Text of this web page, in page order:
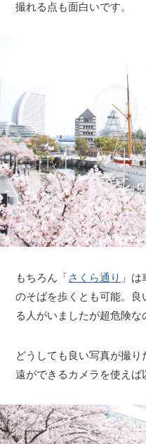
撮れる点も面白いです。
もちろん「さくら通り 」
のそばを歩くとも可能。
る人がいましたが超危険な
どうしても良い写真が撮
遠ができるカメラを使えば